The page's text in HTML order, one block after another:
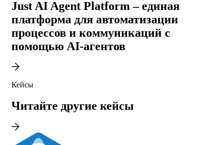
Just AI Agent Platform – единая
платформа для автоматизации
процессов и коммуникаций с
помощью AI-агентов
Кейсы
Читайте другие кейсы